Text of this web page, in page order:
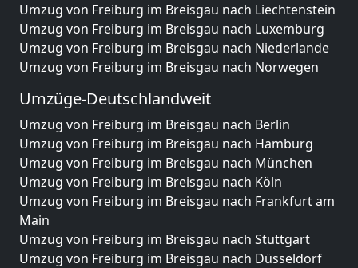
Umzug von Freiburg im Breisgau nach Liechtenstein
Umzug von Freiburg im Breisgau nach Luxemburg
Umzug von Freiburg im Breisgau nach Niederlande
Umzug von Freiburg im Breisgau nach Norwegen
Umzüge-Deutschlandweit
Umzug von Freiburg im Breisgau nach Berlin
Umzug von Freiburg im Breisgau nach Hamburg
Umzug von Freiburg im Breisgau nach München
Umzug von Freiburg im Breisgau nach Köln
Umzug von Freiburg im Breisgau nach Frankfurt am
Main
Umzug von Freiburg im Breisgau nach Stuttgart
Umzug von Freiburg im Breisgau nach Düsseldorf